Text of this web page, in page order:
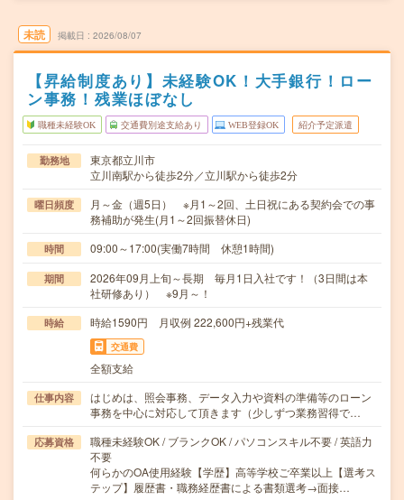
未読 掲載日 2026/08/07
【昇給制度あり】未経験OK！大手銀行！ロー
ン事務！残業ほぼなし
職種未経験OK 交通費別途支給あり WEB登録OK 紹介予定派遣
勤務地
東京都立川市
立川南駅から徒歩2分／立川駅から徒歩2分
曜日頻度
月～金（週5日） ※月1～2回、土日祝にある契約会での事
務補助が発生(月1～2回振替休日)
時間 09:00～17:00(実働7時間 休憩1時間)
期間
2026年09月上旬～長期 毎月1日入社です！（3日間は本
社研修あり） ※9月～！
時給 時給1590円 月収例 222,600円+残業代
交通費
全額支給
仕事内容
はじめは、照会事務、データ入力や資料の準備等のローン
事務を中心に対応して頂きます（少しずつ業務習得で…
応募資格
職種未経験OK / ブランクOK / パソコンスキル不要 / 英語力
不要
何らかのOA使用経験【学歴】高等学校ご卒業以上【選考ス
テップ】履歴書・職務経歴書による書類選考→面接…